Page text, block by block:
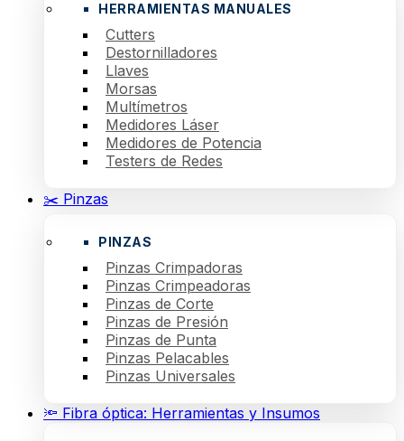
HERRAMIENTAS MANUALES
Cutters
Destornilladores
Llaves
Morsas
Multímetros
Medidores Láser
Medidores de Potencia
Testers de Redes
✂️ Pinzas
PINZAS
Pinzas Crimpadoras
Pinzas Crimpeadoras
Pinzas de Corte
Pinzas de Presión
Pinzas de Punta
Pinzas Pelacables
Pinzas Universales
🔦 Fibra óptica: Herramientas y Insumos